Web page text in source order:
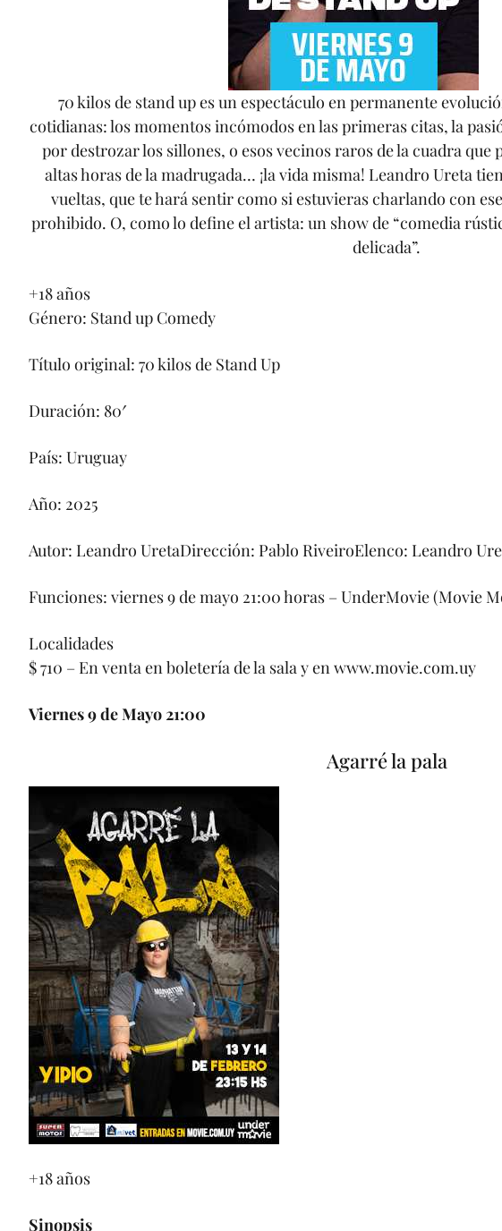
70 kilos de stand up es un espectáculo en permanente
cotidianas: los momentos incómodos en las primeras citas, la
por destrozar los sillones, o esos vecinos raros de la cuadra
altas horas de la madrugada… ¡la vida misma! Leandro Ureta
vueltas, que te hará sentir como si estuvieras charlando con
prohibido. O, como lo define el artista: un show de “comedia
delicada”.
+18 años
Género: Stand up Comedy
Título original: 70 kilos de Stand Up
Duración: 80′
País: Uruguay
Año: 2025
Autor: Leandro UretaDirección: Pablo RiveiroElenco: Leandro
Funciones: viernes 9 de mayo 21:00 horas – UnderMovie (Movie
Localidades
$ 710 – En venta en boletería de la sala y en www.movie.com.uy
Viernes 9 de Mayo 21:00
Agarré la pala
+18 años
Sinopsis